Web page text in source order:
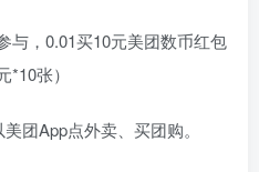
与，0.01买10元美团数币红包
*10张）
团App点外卖、买团购。